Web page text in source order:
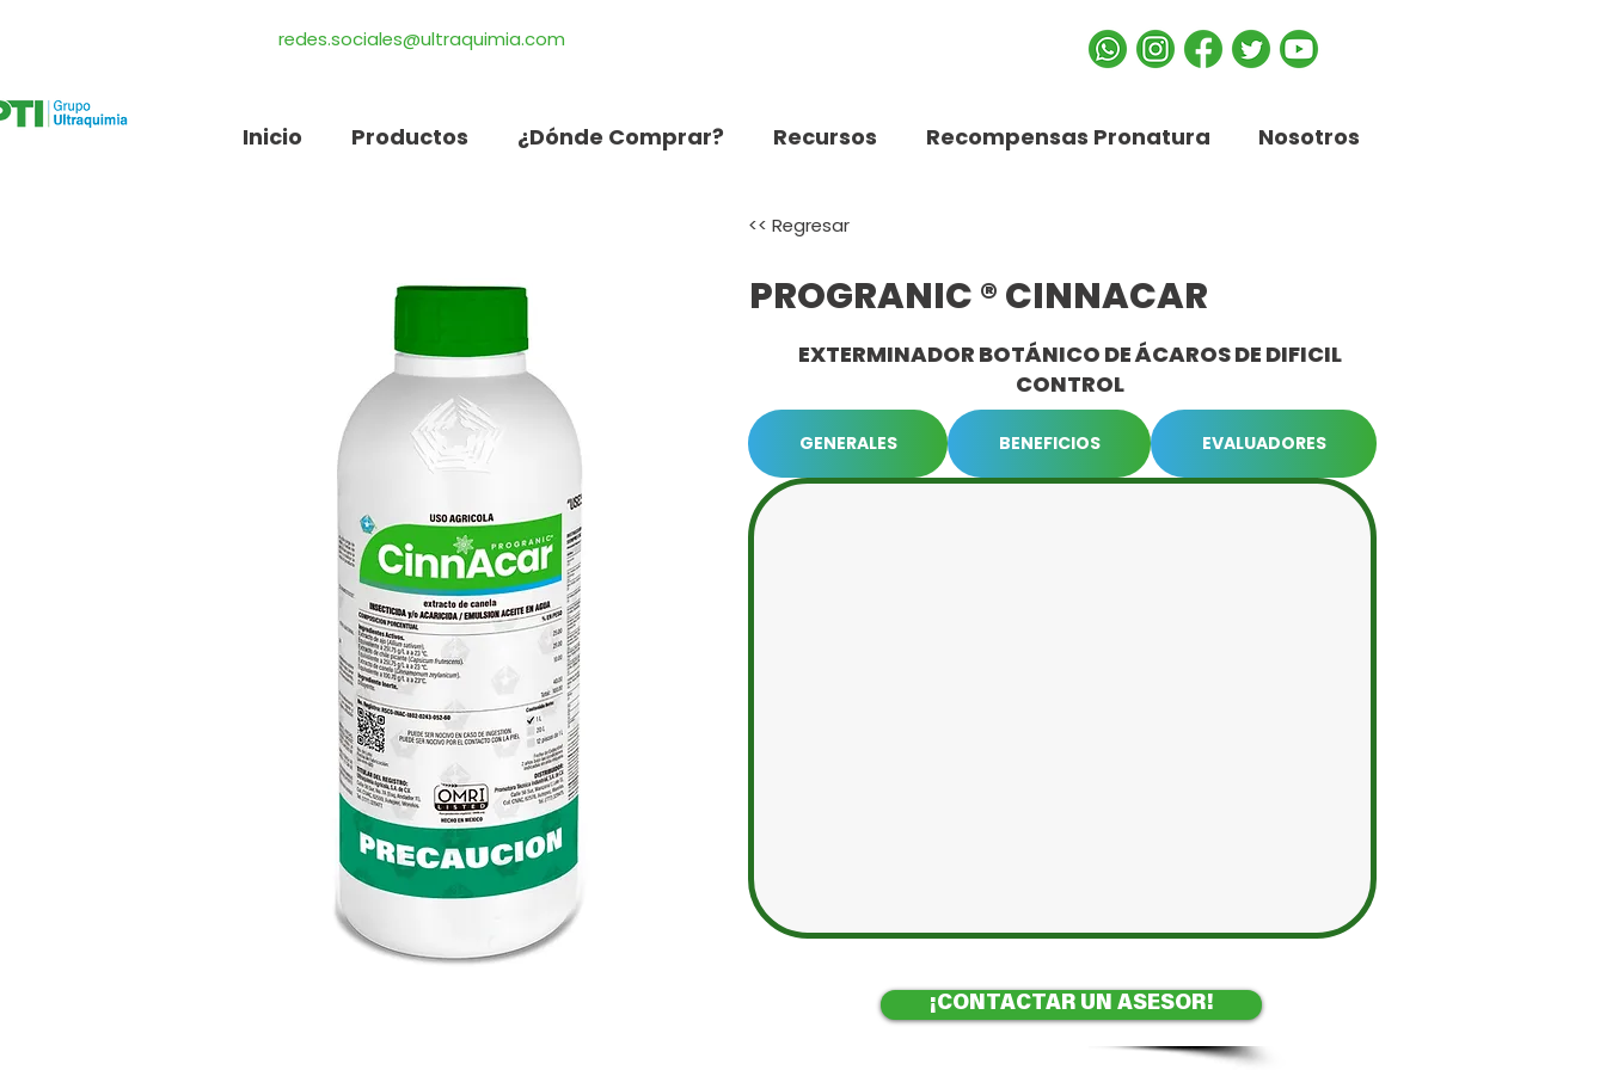
redes.sociales@ultraquimia.com
Inicio Productos ¿Dónde Comprar? Recursos Recompensas Pronatura Nosotros
<< Regresar
PROGRANIC ® CINNACAR
EXTERMINADOR BOTÁNICO DE ÁCAROS DE DIFICIL
CONTROL
GENERALES BENEFICIOS EVALUADORES
¡CONTACTAR UN ASESOR!